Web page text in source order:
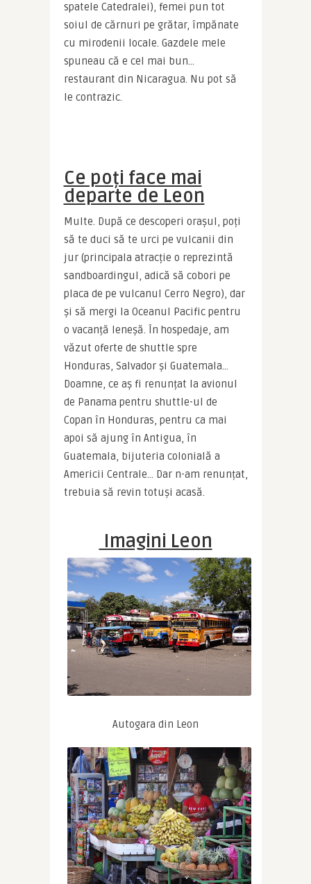
spatele Catedralei), femei pun tot
soiul de cărnuri pe grătar, împănate
cu mirodenii locale. Gazdele mele
spuneau că e cel mai bun…
restaurant din Nicaragua. Nu pot să
le contrazic.
Ce poți face mai
departe de Leon
Multe. După ce descoperi orașul, poți
să te duci să te urci pe vulcanii din
jur (principala atracție o reprezintă
sandboardingul, adică să cobori pe
placa de pe vulcanul Cerro Negro), dar
și să mergi la Oceanul Pacific pentru
o vacanță leneșă. În hospedaje, am
văzut oferte de shuttle spre
Honduras, Salvador și Guatemala…
Doamne, ce aș fi renunțat la avionul
de Panama pentru shuttle-ul de
Copan în Honduras, pentru ca mai
apoi să ajung în Antigua, în
Guatemala, bijuteria colonială a
Americii Centrale… Dar n-am renunțat,
trebuia să revin totuși acasă.
Imagini Leon
Autogara din Leon